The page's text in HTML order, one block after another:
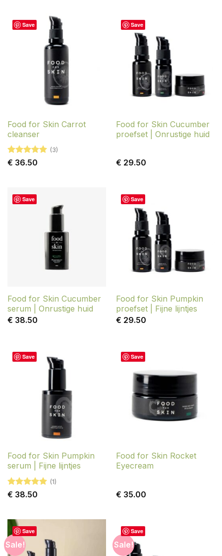
Save
Food for Skin Carrot
cleanser
Gewaardeerd
(3)
€ 36.50
Save
Food for Skin Cucumber
proefset | Onrustige huid
€ 29.50
Save
Food for Skin Cucumber
serum | Onrustige huid
€ 38.50
Save
Food for Skin Pumpkin
proefset | Fijne lijntjes
€ 29.50
Save
Food for Skin Pumpkin
serum | Fijne lijntjes
Gewaardeerd
(1)
€ 38.50
Save
Food for Skin Rocket
Eyecream
€ 35.00
Save
Sale!
Save
Sale!